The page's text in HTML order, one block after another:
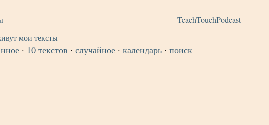
TeachTouchPodcast
· 10 текстов ·случайное ·календарь ·поиск